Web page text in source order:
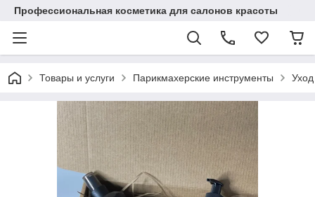
Профессиональная косметика для салонов красоты
Товары и услуги Парикмахерские инструменты